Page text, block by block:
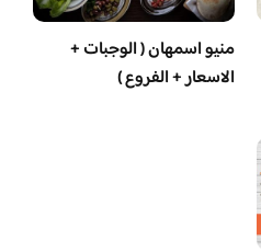
منيو اسمهان ( الوجبات +
الاسعار + الفروع )